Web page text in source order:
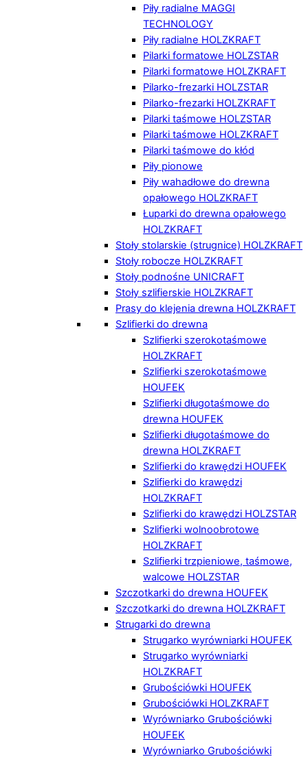
Piły radialne MAGGI
TECHNOLOGY
Piły radialne HOLZKRAFT
Pilarki formatowe HOLZSTAR
Pilarki formatowe HOLZKRAFT
Pilarko-frezarki HOLZSTAR
Pilarko-frezarki HOLZKRAFT
Pilarki taśmowe HOLZSTAR
Pilarki taśmowe HOLZKRAFT
Pilarki taśmowe do kłód
Piły pionowe
Piły wahadłowe do drewna
opałowego HOLZKRAFT
Łuparki do drewna opałowego
HOLZKRAFT
Stoły stolarskie (strugnice) HOLZKRAFT
Stoły robocze HOLZKRAFT
Stoły podnośne UNICRAFT
Stoły szlifierskie HOLZKRAFT
Prasy do klejenia drewna HOLZKRAFT
Szlifierki do drewna
Szlifierki szerokotaśmowe
HOLZKRAFT
Szlifierki szerokotaśmowe
HOUFEK
Szlifierki długotaśmowe do
drewna HOUFEK
Szlifierki długotaśmowe do
drewna HOLZKRAFT
Szlifierki do krawędzi HOUFEK
Szlifierki do krawędzi
HOLZKRAFT
Szlifierki do krawędzi HOLZSTAR
Szlifierki wolnoobrotowe
HOLZKRAFT
Szlifierki trzpieniowe, taśmowe,
walcowe HOLZSTAR
Szczotkarki do drewna HOUFEK
Szczotkarki do drewna HOLZKRAFT
Strugarki do drewna
Strugarko wyrówniarki HOUFEK
Strugarko wyrówniarki
HOLZKRAFT
Grubościówki HOUFEK
Grubościówki HOLZKRAFT
Wyrówniarko Grubościówki
HOUFEK
Wyrówniarko Grubościówki